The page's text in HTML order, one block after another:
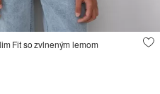
Fit so zvlneným lemom